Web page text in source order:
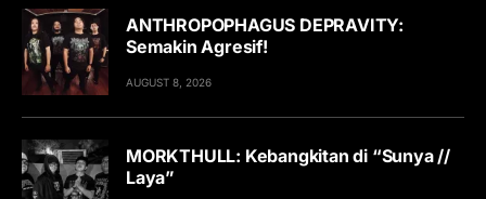
ANTHROPOPHAGUS DEPRAVITY:
Semakin Agresif!
AUGUST 8, 2026
MORKTHULL: Kebangkitan di “Sunya //
Laya”